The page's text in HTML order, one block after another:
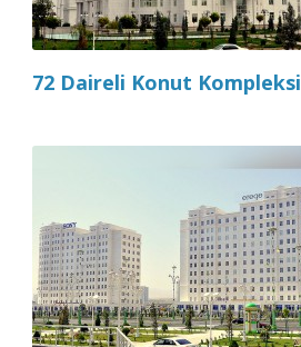
72 Daireli Konut Kompleksi